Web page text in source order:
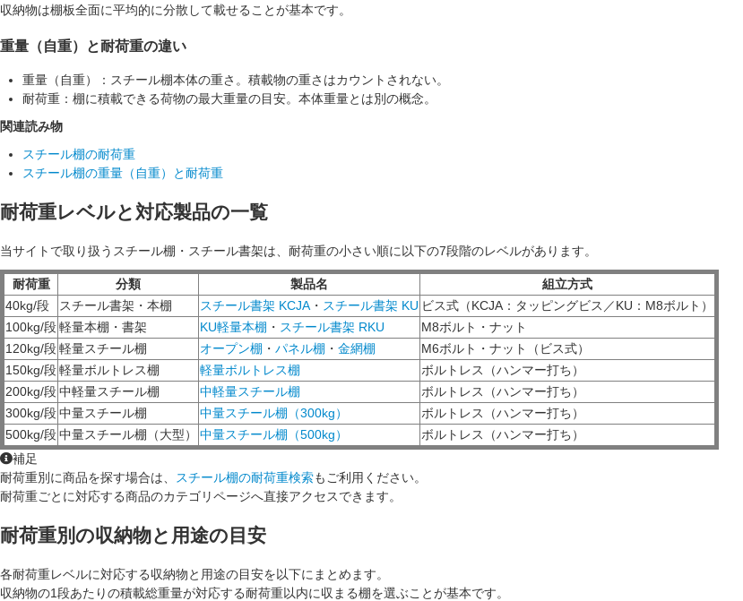
収納物は棚板全面に平均的に分散して載せることが基本です。
重量（自重）と耐荷重の違い
重量（自重）： スチール棚本体の重さ。積載物の重さはカウントされない。
耐荷重： 棚に積載できる荷物の最大重量の目安。本体重量とは別の概念。
関連読み物
スチール棚の耐荷重
スチール棚の重量（自重）と耐荷重
耐荷重レベルと対応製品の一覧
当サイトで取り扱うスチール棚・スチール書架は、耐荷重の小さい順に以下の7段階のレベルがあります。
耐荷重 分類 製品名
組立方式
40kg/段
スチール書架・本棚 スチール書架 KCJA ・ スチール書架 KU ビス式（KCJA：タッピングビス／KU：M8ボルト）
100kg/段軽量本棚・書架 KU軽量本棚 ・ スチール書架 RKU
M8ボルト・ナット
120kg/段軽量スチール棚 オープン棚 ・ パネル棚 ・ 金網棚
M6ボルト・ナット（ビス式）
150kg/段軽量ボルトレス棚 軽量ボルトレス棚
ボルトレス（ハンマー打ち）
200kg/段中軽量スチール棚 中軽量スチール棚
ボルトレス（ハンマー打ち）
300kg/段中量スチール棚 中量スチール棚（300kg）
ボルトレス（ハンマー打ち）
500kg/段中量スチール棚（大型） 中量スチール棚（500kg）
ボルトレス（ハンマー打ち）
補足
耐荷重別に商品を探す場合は、
スチール棚の耐荷重検索もご利用ください。
耐荷重ごとに対応する商品のカテゴリページへ直接アクセスできます。
耐荷重別の収納物と用途の目安
各耐荷重レベルに対応する収納物と用途の目安を以下にまとめます。
収納物の1段あたりの積載総重量が対応する耐荷重以内に収まる棚を選ぶことが基本です。